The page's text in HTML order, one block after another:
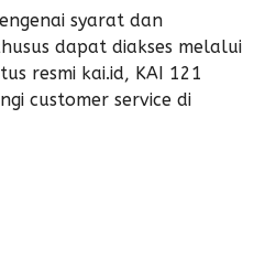
syarat dan
dapat diakses melalui
resmi kai.id, KAI 121
customer service di